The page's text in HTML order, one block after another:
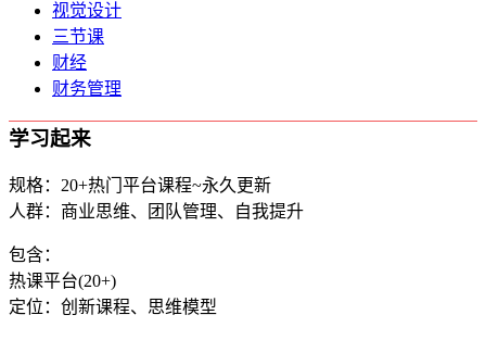
视觉设计
三节课
财经
财务管理
学习起来
规格：20+热门平台课程~永久更新
人群：商业思维、团队管理、自我提升
包含：
热课平台(20+)
定位：创新课程、思维模型